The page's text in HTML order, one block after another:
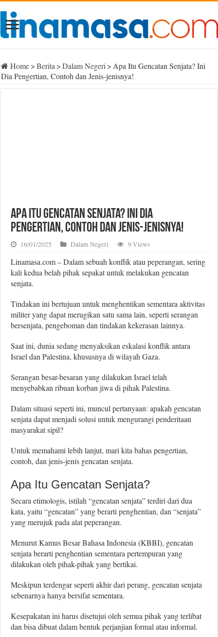
Home> Berita > Dalam Negeri > Apa Itu Gencatan Senjata? Ini
Dia Pengertian, Contoh dan Jenis-jenisnya!
Apa Itu Gencatan Senjata? Ini Dia
Pengertian, Contoh dan Jenis-jenisnya!
16/01/2025 Dalam Negeri 9 Views
Linamasa.com – Dalam sebuah konflik atau peperangan, sering
kali kedua belah pihak sepakat untuk melakukan gencatan
senjata.
Tindakan ini bertujuan untuk menghentikan sementara aktivitas
militer yang dapat merugikan satu sama lain, seperti serangan
bersenjata, pengeboman dan tindakan kekerasan lainnya.
Saat ini, dunia sedang menyaksikan eskalasi konflik antara
Israel dan Palestina, khususnya di wilayah Gaza.
Serangan besar-besaran yang dilakukan Israel telah
menyebabkan ribuan korban jiwa di pihak Palestina.
Dalam situasi seperti ini, muncul pertanyaan: apakah gencatan
senjata dapat menjadi solusi untuk mengurangi penderitaan
masyarakat sipil?
Untuk memahami lebih lanjut, mari kita bahas pengertian,
contoh, dan jenis-jenis gencatan senjata.
Apa Itu Gencatan Senjata?
Secara etimologis, istilah “gencatan senjata” terdiri dari dua
kata, yaitu “gencatan” yang berarti penghentian, dan “senjata”
yang merujuk pada alat peperangan.
Menurut Kamus Besar Bahasa Indonesia (KBBI), gencatan
senjata berarti penghentian sementara pertempuran yang
dilakukan oleh pihak-pihak yang bertikai.
Meskipun terdengar seperti akhir dari perang, gencatan senjata
sebenarnya hanya bersifat sementara.
Kesepakatan ini harus disetujui oleh semua pihak yang terlibat
dan bisa dibuat dalam bentuk perjanjian formal atau informal.